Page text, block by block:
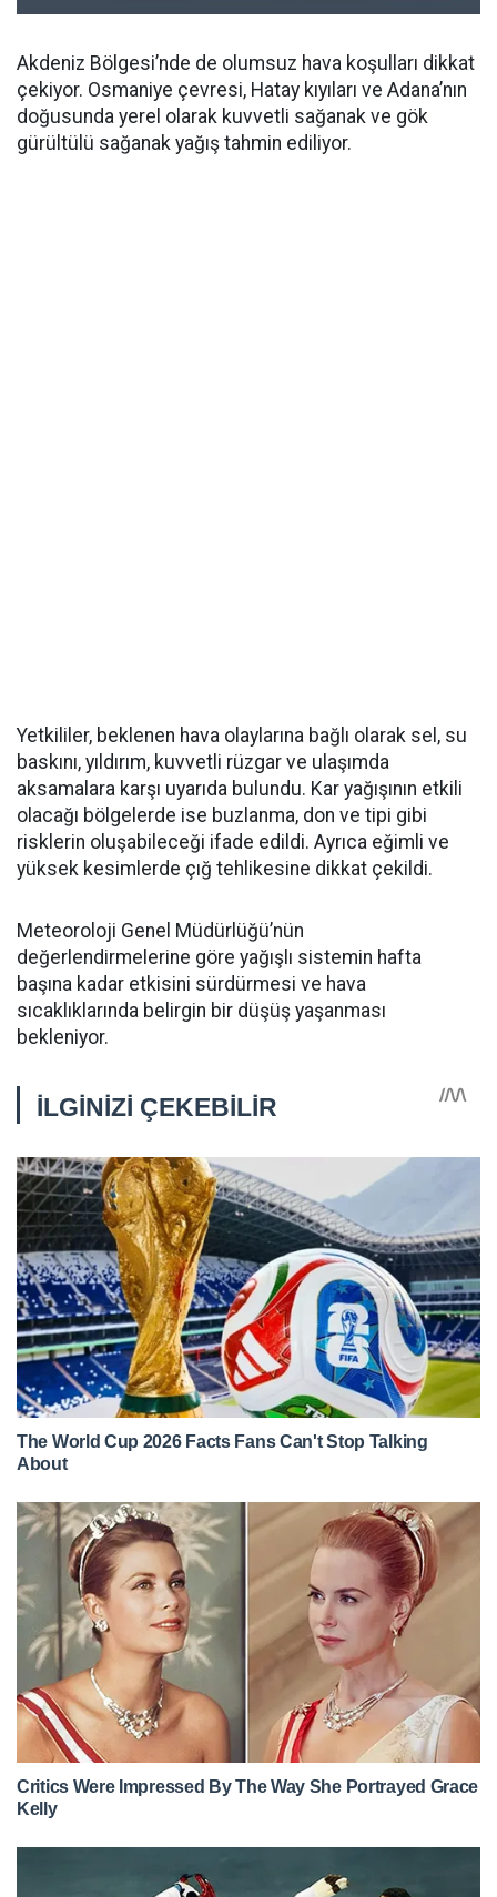
Akdeniz Bölgesi’nde de olumsuz hava koşulları dikkat
çekiyor. Osmaniye çevresi, Hatay kıyıları ve Adana’nın
doğusunda yerel olarak kuvvetli sağanak ve gök
gürültülü sağanak yağış tahmin ediliyor.
Yetkililer, beklenen hava olaylarına bağlı olarak sel, su
baskını, yıldırım, kuvvetli rüzgar ve ulaşımda
aksamalara karşı uyarıda bulundu. Kar yağışının etkili
olacağı bölgelerde ise buzlanma, don ve tipi gibi
risklerin oluşabileceği ifade edildi. Ayrıca eğimli ve
yüksek kesimlerde çığ tehlikesine dikkat çekildi.
Meteoroloji Genel Müdürlüğü’nün
değerlendirmelerine göre yağışlı sistemin hafta
başına kadar etkisini sürdürmesi ve hava
sıcaklıklarında belirgin bir düşüş yaşanması
bekleniyor.